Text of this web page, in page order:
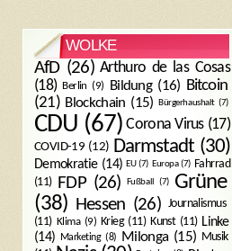
WOLKE
AfD(26) Arthuro de las Cosas
(18) Berlin (9) Bildung(16) Bitcoin
(21) Blockchain (15) Bürgerhaushalt (7)
CDU (67) Corona Virus(17)
COVID-19 (12) Darmstadt (30)
Demokratie(14) EU(7) Europa(7) Fahrrad
(11)
FDP(26) Fußball (7)
Grüne
(38) Hessen (26) Journalismus
(11) Klima(9) Krieg(11) Kunst(11) Linke
(14) Marketing(8) Milonga(15) Musik